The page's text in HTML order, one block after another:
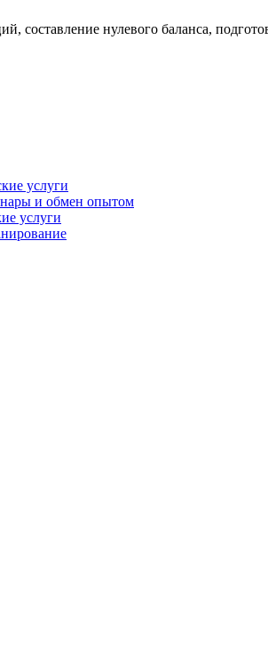
составление нулевого баланса,
услуги
и обмен опытом
услуги